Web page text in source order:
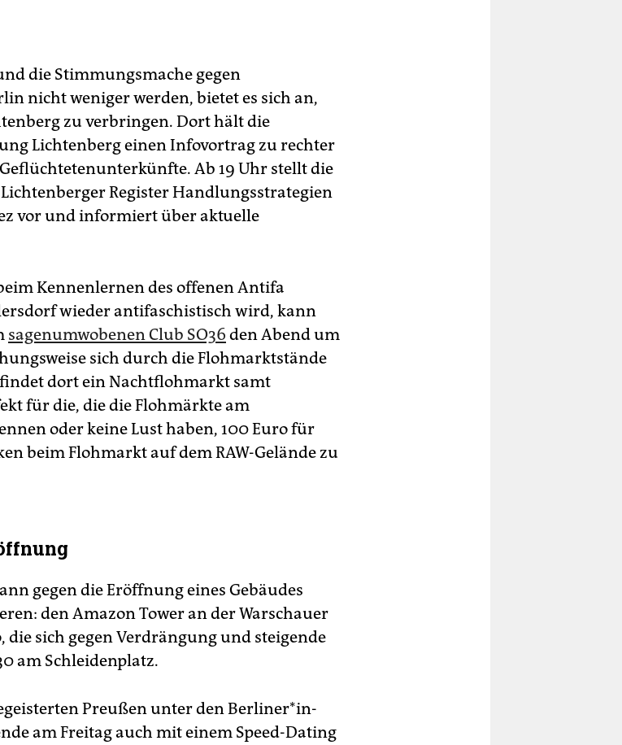
die Stimmungsmache gegen
nicht weniger werden, bietet es sich an,
zu verbringen. Dort hält die
Lichtenberg einen Infovortrag zu rechter
Ab 19 Uhr stellt die
Register Handlungsstrategien
vor und informiert über aktuelle
Kennenlernen des offenen Antifa
wieder antifaschistisch wird, kann
sagenumwobenen Club SO36 den Abend um
sich durch die Flohmarktstände
dort ein Nachtflohmarkt samt
für die, die die Flohmärkte am
oder keine Lust haben, 100 Euro für
beim Flohmarkt auf dem RAW-Gelände zu
gegen die Eröffnung eines Gebäudes
den Amazon Tower an der Warschauer
die sich gegen Verdrängung und steigende
am Schleidenplatz.
Preußen unter den Ber­li­ne­r*in­
am Freitag auch mit einem Speed-Dating